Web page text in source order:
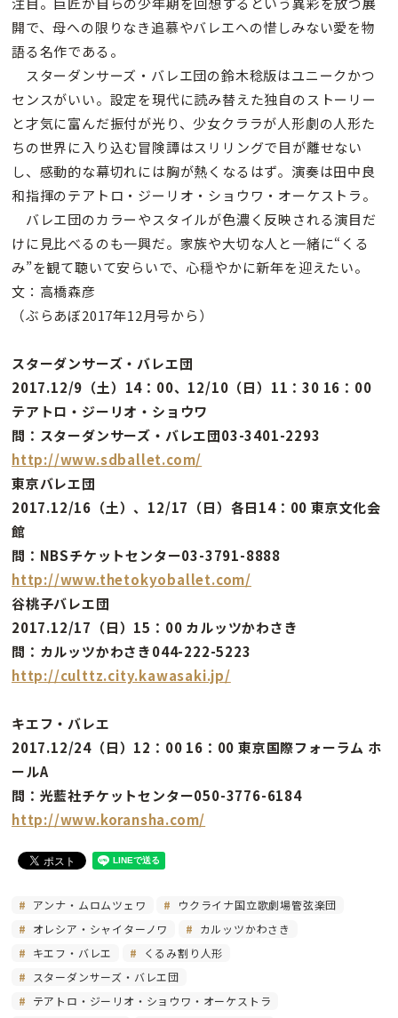
開で、母への限りなき追慕やバレエへの惜しみない愛を物
語る名作である。
スターダンサーズ・バレエ団の鈴木稔版はユニークかつ
センスがいい。設定を現代に読み替えた独自のストーリー
と才気に富んだ振付が光り、少女クララが人形劇の人形た
ちの世界に入り込む冒険譚はスリリングで目が離せない
し、感動的な幕切れには胸が熱くなるはず。演奏は田中良
和指揮のテアトロ・ジーリオ・ショウワ・オーケストラ。
バレエ団のカラーやスタイルが色濃く反映される演目だ
けに見比べるのも一興だ。家族や大切な人と一緒に“くる
み”を観て聴いて安らいで、心穏やかに新年を迎えたい。
文：高橋森彦
（ぶらあぼ2017年12月号から）
スターダンサーズ・バレエ団
2017.12/9（土）14：00、12/10（日）11：30 16：00
テアトロ・ジーリオ・ショウワ
問：スターダンサーズ・バレエ団03-3401-2293
http://www.sdballet.com/
東京バレエ団
2017.12/16（土）、12/17（日）各日14：00 東京文化会
館
問：NBSチケットセンター03-3791-8888
http://www.thetokyoballet.com/
谷桃子バレエ団
2017.12/17（日）15：00 カルッツかわさき
問：カルッツかわさき044-222-5223
http://culttz.city.kawasaki.jp/
キエフ・バレエ
2017.12/24（日）12：00 16：00 東京国際フォーラム ホ
ールA
問：光藍社チケットセンター050-3776-6184
http://www.koransha.com/
アンナ・ムロムツェワ
ウクライナ国立歌劇場管弦楽団
オレシア・シャイターノワ
カルッツかわさき
キエフ・バレエ
くるみ割り人形
スターダンサーズ・バレエ団
テアトロ・ジーリオ・ショウワ・オーケストラ